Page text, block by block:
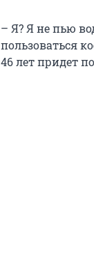
– Я? Я не пью
пользоваться
46 лет придет